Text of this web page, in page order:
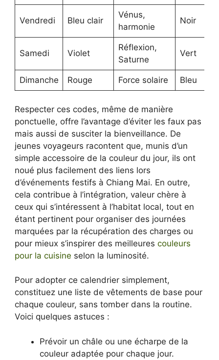
Vendredi Bleu clair
Vénus,
harmonie
Noir
Samedi Violet
Réflexion,
Saturne
Vert
Dimanche Rouge Force solaire Bleu
Respecter ces codes, même de manière
ponctuelle, offre l’avantage d’éviter les faux pas
mais aussi de susciter la bienveillance. De
jeunes voyageurs racontent que, munis d’un
simple accessoire de la couleur du jour, ils ont
noué plus facilement des liens lors
d’événements festifs à Chiang Mai. En outre,
cela contribue à l’intégration, valeur chère à
ceux qui s’intéressent à l’habitat local, tout en
étant pertinent pour organiser des journées
marquées par la récupération des charges ou
pour mieux s’inspirer des meilleures couleurs
pour la cuisine selon la luminosité.
Pour adopter ce calendrier simplement,
constituez une liste de vêtements de base pour
chaque couleur, sans tomber dans la routine.
Voici quelques astuces :
Prévoir un châle ou une écharpe de la
couleur adaptée pour chaque jour.